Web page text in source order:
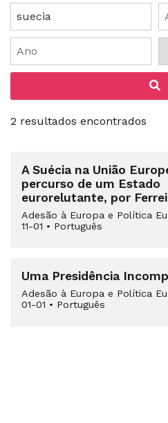
2 resultados encontrados
A Suécia na União
percurso de um Estado
eurorelutante, por
Adesão à Europa e Política
11-01 • Português
Uma Presidência
Adesão à Europa e Política
01-01 • Português